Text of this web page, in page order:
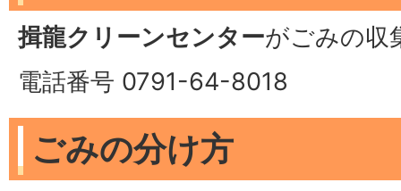
揖龍クリーンセンターがごみの収
電話番号 0791-64-8018
ごみの分け方